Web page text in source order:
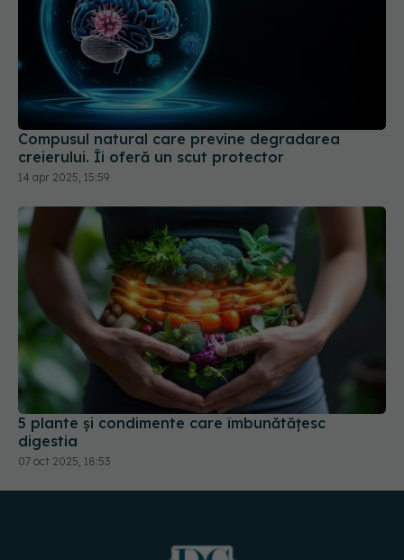
Compusul natural care previne degradarea
creierului. Îi oferă un scut protector
14 apr 2025, 15:59
5 plante și condimente care îmbunătățesc
digestia
07 oct 2025, 18:53